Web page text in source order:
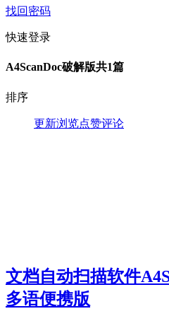
找回密码
快速登录
A4ScanDoc破解版共1篇
排序
更新浏览点赞评论
文档自动扫描软件
多语便携版